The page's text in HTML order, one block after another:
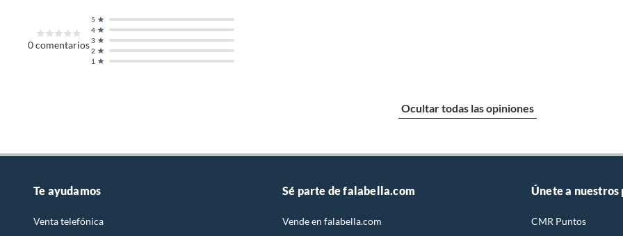
0comentarios
1
2
3
4
5
Ocultar todas las opiniones
Te ayudamos
Venta telefónica
Sé parte de falabella.com
Vende en falabella.com
Únete a nuestros
CMR Puntos